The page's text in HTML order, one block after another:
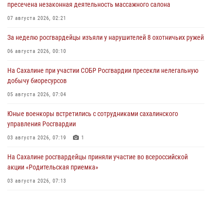
пресечена незаконная деятельность массажного салона
07 августа 2026, 02:21
За неделю росгвардейцы изъяли у нарушителей 8 охотничьих ружей
06 августа 2026, 00:10
На Сахалине при участии СОБР Росгвардии пресекли нелегальную
добычу биоресурсов
05 августа 2026, 07:04
Юные военкоры встретились с сотрудниками сахалинского
управления Росгвардии
03 августа 2026, 07:19 1
На Сахалине росгвардейцы приняли участие во всероссийской
акции «Родительская приемка»
03 августа 2026, 07:13